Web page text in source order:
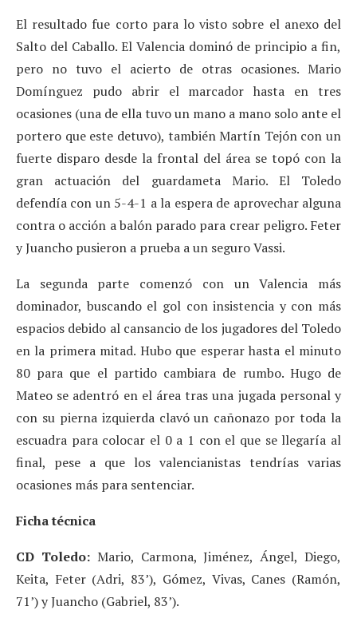
El resultado fue corto para lo visto sobre el anexo del
Salto del Caballo. El Valencia dominó de principio a fin,
pero no tuvo el acierto de otras ocasiones. Mario
Domínguez pudo abrir el marcador hasta en tres
ocasiones (una de ella tuvo un mano a mano solo ante el
portero que este detuvo), también Martín Tejón con un
fuerte disparo desde la frontal del área se topó con la
gran actuación del guardameta Mario. El Toledo
defendía con un 5-4-1 a la espera de aprovechar alguna
contra o acción a balón parado para crear peligro. Feter
y Juancho pusieron a prueba a un seguro Vassi.
La segunda parte comenzó con un Valencia más
dominador, buscando el gol con insistencia y con más
espacios debido al cansancio de los jugadores del Toledo
en la primera mitad. Hubo que esperar hasta el minuto
80 para que el partido cambiara de rumbo. Hugo de
Mateo se adentró en el área tras una jugada personal y
con su pierna izquierda clavó un cañonazo por toda la
escuadra para colocar el 0 a 1 con el que se llegaría al
final, pese a que los valencianistas tendrías varias
ocasiones más para sentenciar.
Ficha técnica
CD Toledo:Mario, Carmona, Jiménez, Ángel, Diego,
Keita, Feter (Adri, 83’), Gómez, Vivas, Canes (Ramón,
71’) y Juancho (Gabriel, 83’).